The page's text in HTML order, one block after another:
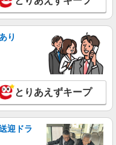
り
とりあえずキープ
迎ドラ